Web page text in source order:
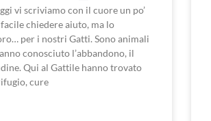
vi scriviamo con il cuore un po’
chiedere aiuto, ma lo
per i nostri Gatti. Sono animali
conosciuto l’abbandono, il
Qui al Gattile hanno trovato
cure